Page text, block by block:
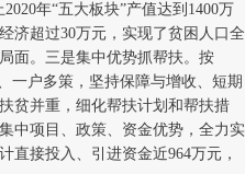
年“五大板块”产值达到1400万
济超过30万元，实现了贫困人口全
面。三是集中优势抓帮扶。按
一户多策，坚持保障与增收、短期
贫并重，细化帮扶计划和帮扶措
中项目、政策、资金优势，全力实
直接投入、引进资金近964万元，